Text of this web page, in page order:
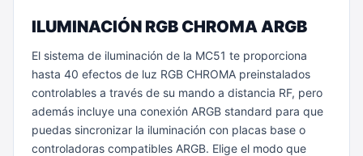
ILUMINACIÓN RGB CHROMA ARGB
El sistema de iluminación de la MC51 te proporciona
hasta 40 efectos de luz RGB CHROMA preinstalados
controlables a través de su mando a distancia RF, pero
además incluye una conexión ARGB standard para que
puedas sincronizar la iluminación con placas base o
controladoras compatibles ARGB. Elige el modo que